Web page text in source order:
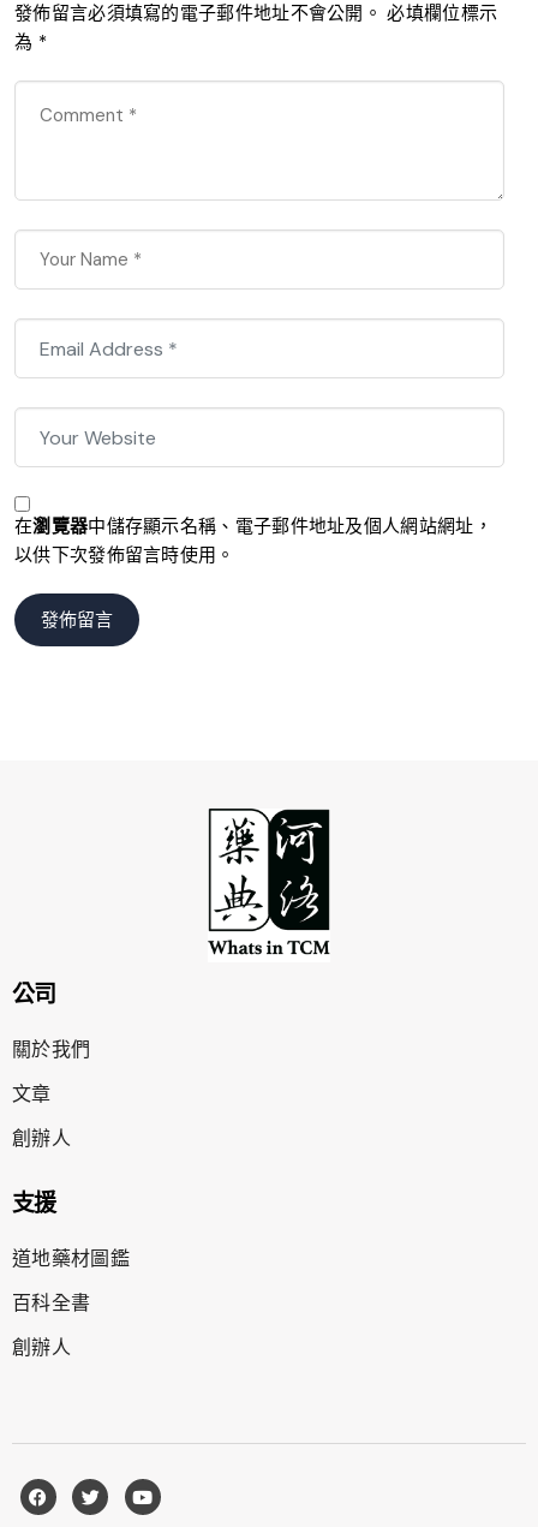
發佈留言必須填寫的電子郵件地址不會公開。 必填欄位標示
為 *
在瀏覽器中儲存顯示名稱、電子郵件地址及個人網站網址，
以供下次發佈留言時使用。
公司
關於我們
文章
創辦人
支援
道地藥材圖鑑
百科全書
創辦人